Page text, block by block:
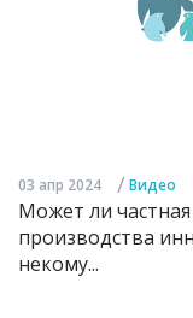
03 апр 2024 / Видео
Может ли
производства
некому...